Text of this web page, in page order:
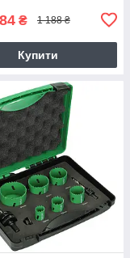
₴ 1 188 ₴
Купити